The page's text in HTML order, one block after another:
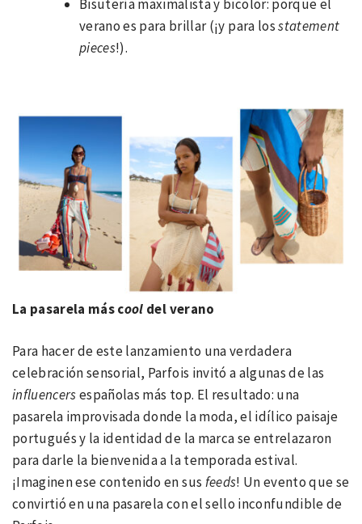
Bisutería maximalista y bicolor: porque el
verano es para brillar (¡y para losstatement
pieces!).
La pasarela más cool del verano
Para hacer de este lanzamiento una verdadera
celebración sensorial, Parfois invitó a algunas de las
influencersespañolas más top. El resultado: una
pasarela improvisada donde la moda, el idílico paisaje
portugués y la identidad de la marca se entrelazaron
para darle la bienvenida a la temporada estival.
¡Imaginen ese contenido en sus feeds! Un evento que se
convirtió en una pasarela con el sello inconfundible de